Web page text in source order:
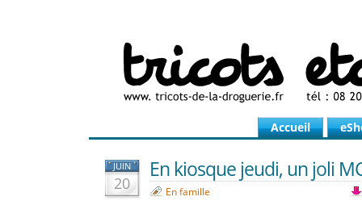
Accueil
JUIN
20
En kiosque jeudi, un joli
En famille